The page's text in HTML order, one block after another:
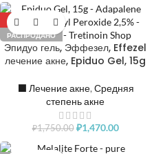
-16%
РАСПРОДАНО
Эпидуо гель, Эффезел, Effezel
лечение акне, Epiduo Gel, 15g
⬛️ Лечение акне, Средняя
степень акне
₽1,750.00 ₽1,470.00